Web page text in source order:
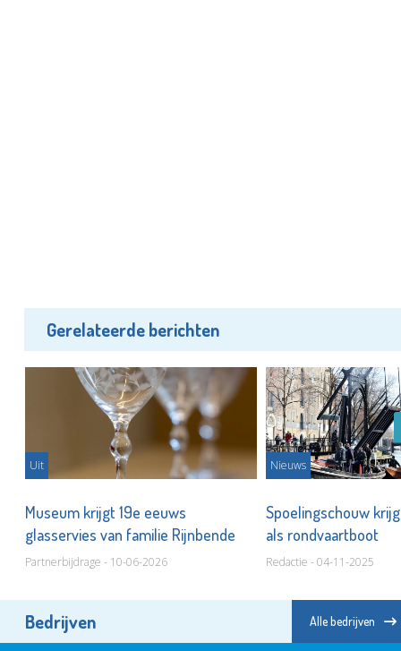
Gerelateerde berichten
Uit
Museum krijgt 19e eeuws
glasservies van familie Rijnbende
Partnerbijdrage - 10-06-2026
Nieuws
Spoelingschouw
als rondvaartboot
Redactie - 04-11-2025
Bedrijven Alle bedrijven